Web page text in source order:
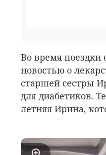
Во время поездки
новостью о
старшей сестры
для диабетиков.
летняя Ирина,